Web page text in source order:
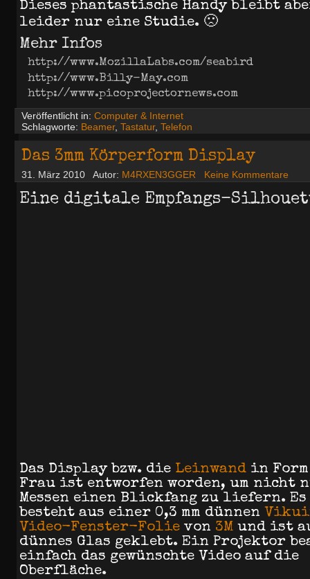
Dieses phantastische Handy bleibt
leider nur eine Studie. 🙁
Mehr Infos
http://www.MozillaLabs.com/seabird
http://www.Billy-May.com
http://www.picoprojectornews.com
Veröffentlicht in: Computer & Internet
Schlagworte: Beamer, Tastatur, Telefon
Das 3mm Körperform Display
31. März 2010 Autor: M4RXEN3GGER Keine Kommentare
Eine digitale Empfangs-
Das Display bzw. die Leinwand in
Frau ist entworfen worden, um nicht
Messen einen Blickfang zu liefern. Es
besteht aus einer 0,3 mm dünnen
Video-Fenster-Folie von 3M und ist
dünnes Glas geklebt. Ein Projektor
einfach das gewünschte Video auf die
Oberfläche.